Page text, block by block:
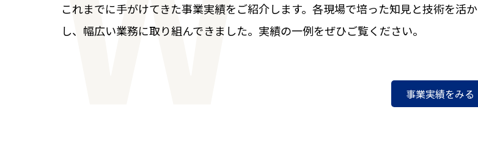
これまでに手がけてきた事業実績をご紹介します。各現場で培った知見と技術を活か
し、幅広い業務に取り組んできました。実績の一例をぜひご覧ください。
事業実績をみる